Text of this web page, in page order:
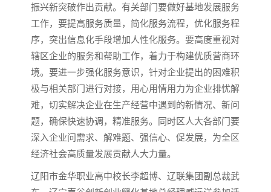
振兴新突破作出贡献。有关部门要做好基地发展服务
工作，要提高服务质量，简化服务流程，优化服务程
序，突出信息化手段增加人性化服务。要高度重视对
辖区企业的服务和帮助工作，着力于构建优质营商环
境。要进一步强化服务意识，针对企业提出的困难积
极与相关部门进行对接，用心用情用力为企业排忧解
难，切实解决企业在生产经营中遇到的新情况、新问
题，确保快速协调，精准服务。同时区人大各部门要
深入企业问需求、解难题、强信心、促发展，为全区
经济社会高质量发展贡献人大力量。
辽阳市金华职业高中校长李超博、辽联集团副总裁武